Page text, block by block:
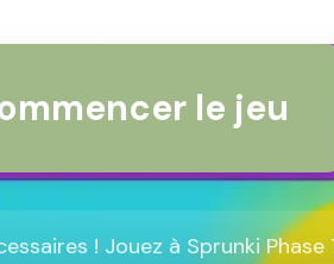
le jeu
! Jouez à Sprunki Phase